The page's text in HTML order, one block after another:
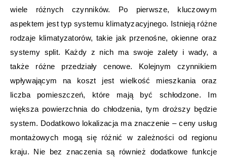
wiele różnych czynników. Po pierwsze, kluczowym
aspektem jest typ systemu klimatyzacyjnego. Istnieją różne
rodzaje klimatyzatorów, takie jak przenośne, okienne oraz
systemy split. Każdy z nich ma swoje zalety i wady, a
także różne przedziały cenowe. Kolejnym czynnikiem
wpływającym na koszt jest wielkość mieszkania oraz
liczba pomieszczeń, które mają być schłodzone. Im
większa powierzchnia do chłodzenia, tym droższy będzie
system. Dodatkowo lokalizacja ma znaczenie – ceny usług
montażowych mogą się różnić w zależności od regionu
kraju. Nie bez znaczenia są również dodatkowe funkcje